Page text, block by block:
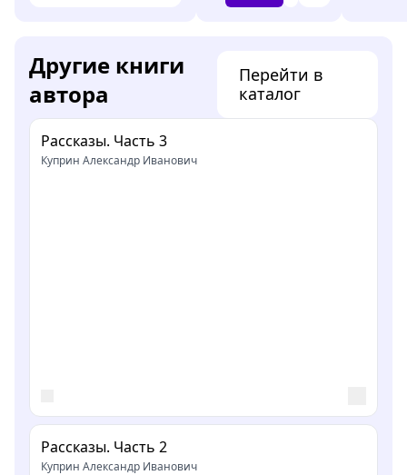
Другие книги
автора
Перейти в
каталог
Рассказы. Часть 3
Куприн Александр Иванович
Рассказы. Часть 2
Куприн Александр Иванович